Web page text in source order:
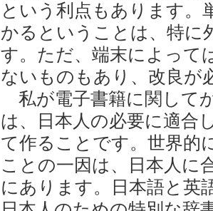
という利点もあります。
かるということは、特に
す。ただ、端末によって
ないものもあり、改良が
私が電子書籍に関して
は、日本人の必要に適合
て作ることです。世界的
ことの一因は、日本人に
にあります。日本語と英